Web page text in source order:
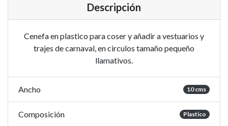
Descripción
Cenefa en plastico para coser y añadir a vestuarios y
trajes de carnaval, en circulos tamaño pequeño
llamativos.
Ancho 10 cms
Composición Plastico